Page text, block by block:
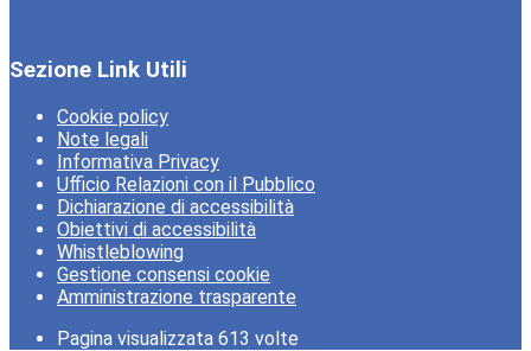
Sezione Link Utili
Cookie policy
Note legali
Informativa Privacy
Ufficio Relazioni con il Pubblico
Dichiarazione di accessibilità
Obiettivi di accessibilità
Whistleblowing
Gestione consensi cookie
Amministrazione trasparente
Pagina visualizzata 613 volte